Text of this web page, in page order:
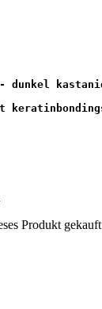
Produkt